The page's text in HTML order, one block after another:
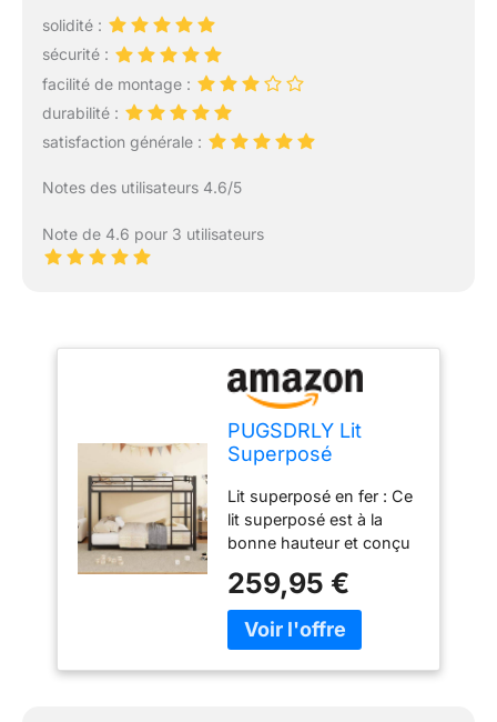
solidité :
sécurité :
facilité de montage :
durabilité :
satisfaction générale :
Notes des utilisateurs 4.6/5
Note de 4.6 pour 3 utilisateurs
PUGSDRLY Lit
Superposé
Places,Lit
Superposé Enfant
Lit superposé en fer : Ce
lit superposé est à la
bonne hauteur et conçu
des dimensions totales
de 144,5x203x140cm, le
lit inférieur est à une
259,95 €